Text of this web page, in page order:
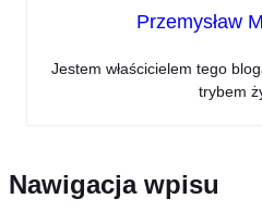
Przemysław
Jestem właścicielem tego
trybem
Nawigacja wpisu